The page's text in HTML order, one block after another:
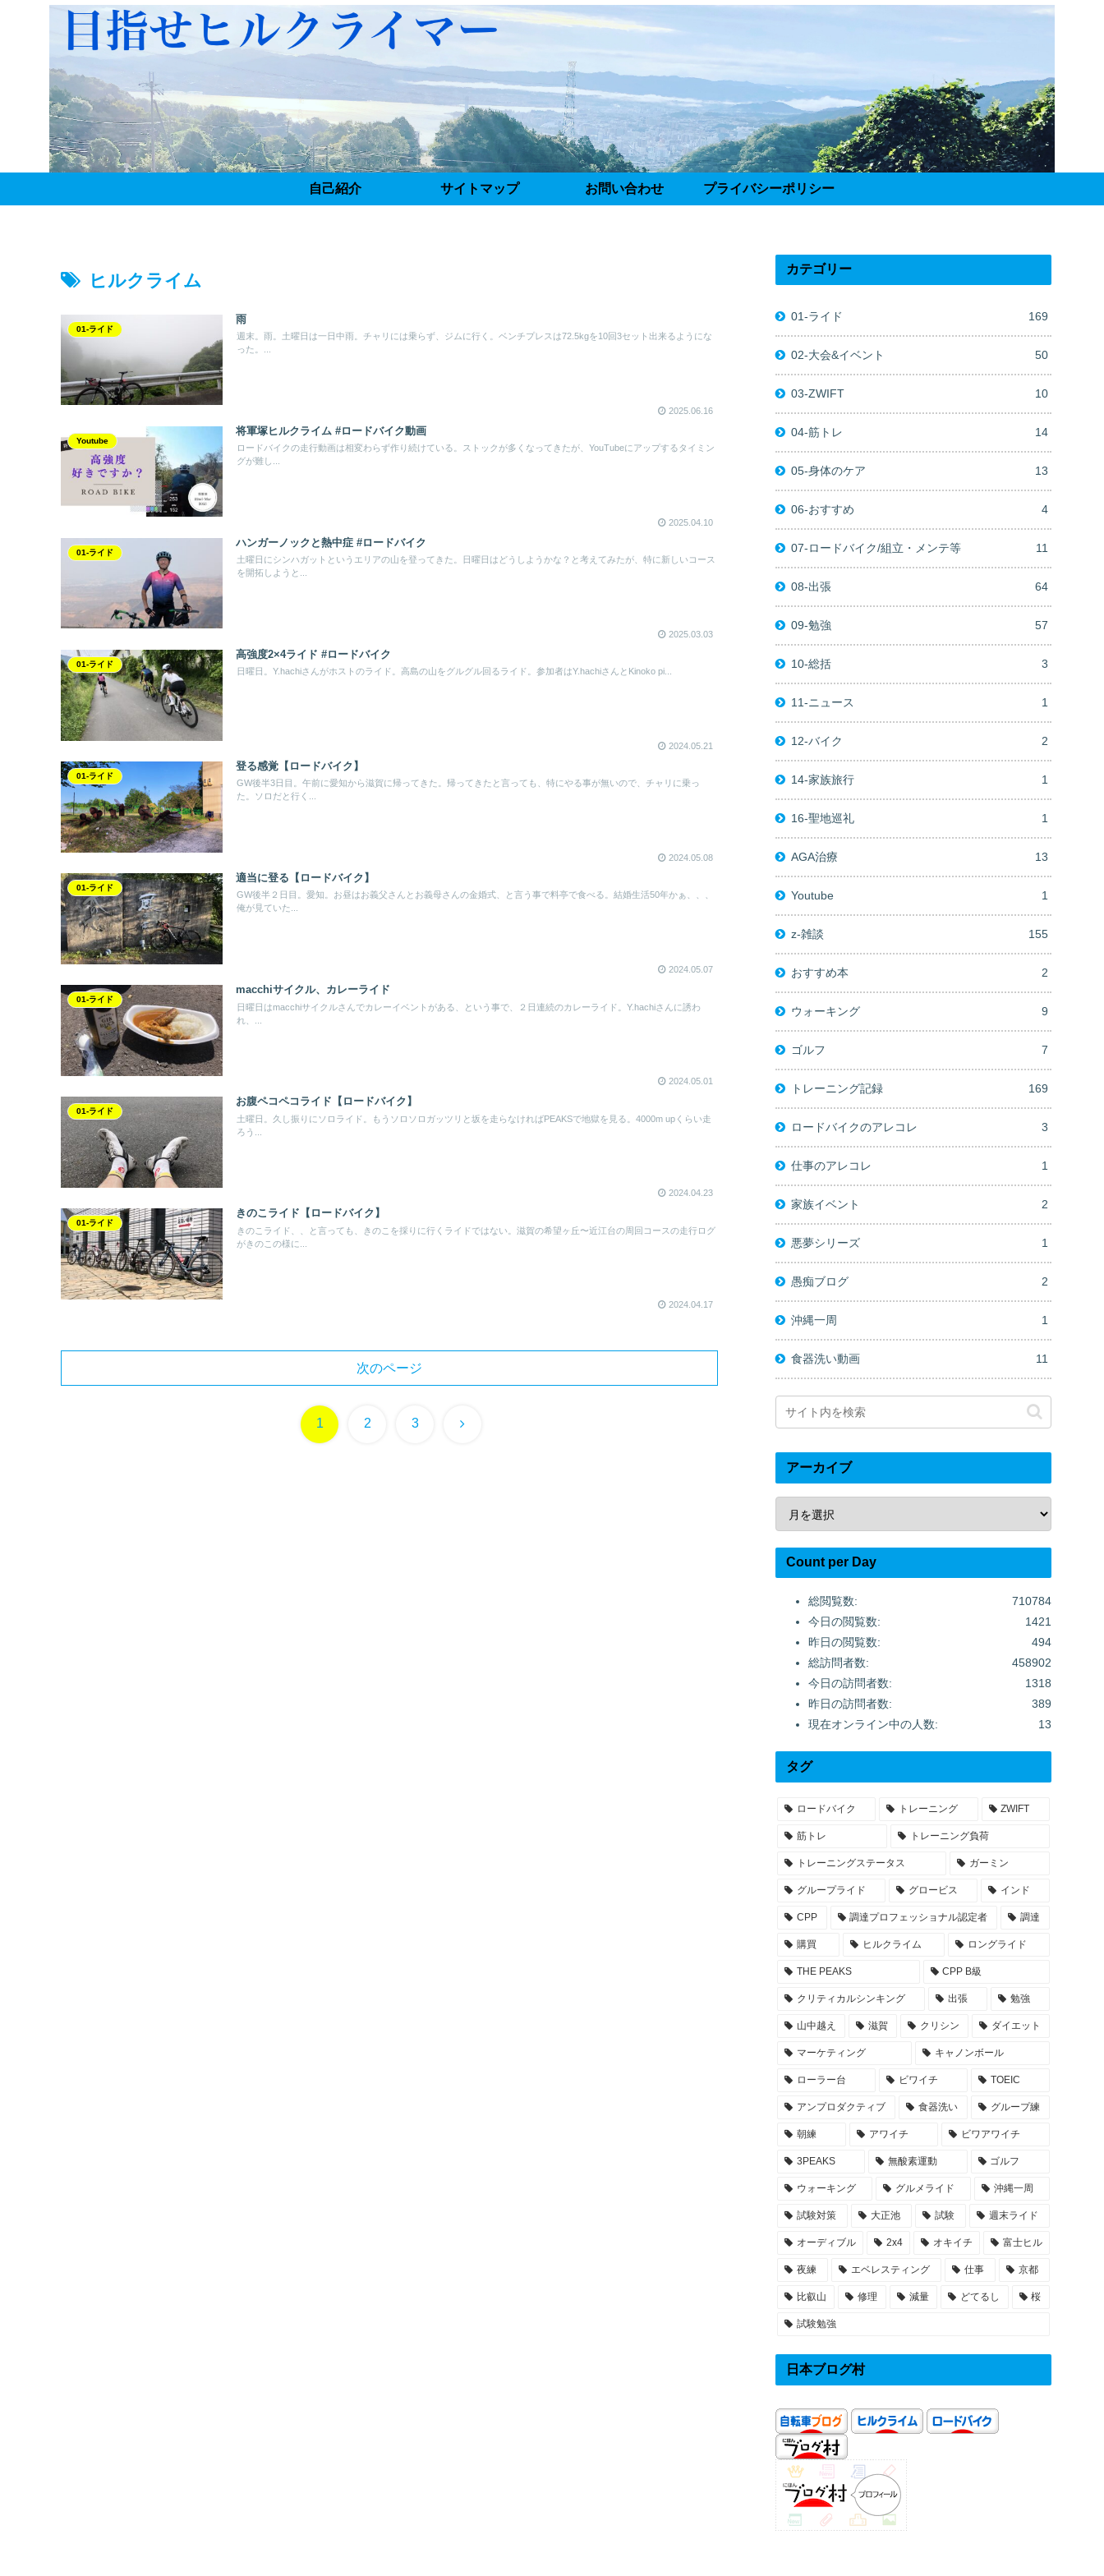
自己紹介 サイトマップ お問い合わせ プライバシーポリシー
ヒルクライム
01-ライド
雨
週末。雨。土曜日は一日中雨。チャリには乗らず、ジムに行く。ベンチプレスは72.5kgを10回3セット出来るようにな
った。...
2025.06.16
Youtube
将軍塚ヒルクライム #ロードバイク動画
ロードバイクの走行動画は相変わらず作り続けている。ストックが多くなってきたが、YouTubeにアップするタイミン
グが難し...
2025.04.10
01-ライド
ハンガーノックと熱中症 #ロードバイク
土曜日にシンハガットというエリアの山を登ってきた。日曜日はどうしようかな？と考えてみたが、特に新しいコース
を開拓しようと...
2025.03.03
01-ライド
高強度2×4ライド #ロードバイク
日曜日。Y.hachiさんがホストのライド。高島の山をグルグル回るライド。参加者はY.hachiさんとKinoko pi...
2024.05.21
01-ライド
登る感覚【ロードバイク】
GW後半3日目。午前に愛知から滋賀に帰ってきた。帰ってきたと言っても、特にやる事が無いので、チャリに乗っ
た。ソロだと行く...
2024.05.08
01-ライド
適当に登る【ロードバイク】
GW後半２日目。愛知。お昼はお義父さんとお義母さんの金婚式、と言う事で料亭で食べる。結婚生活50年かぁ、、、
俺が見ていた...
2024.05.07
01-ライド
macchiサイクル、カレーライド
日曜日はmacchiサイクルさんでカレーイベントがある、という事で、２日連続のカレーライド。Y.hachiさんに誘わ
れ、...
2024.05.01
01-ライド
お腹ペコペコライド【ロードバイク】
土曜日。久し振りにソロライド。もうソロソロガッツリと坂を走らなければPEAKSで地獄を見る。4000m upくらい走
ろう...
2024.04.23
01-ライド
きのこライド【ロードバイク】
きのこライド、、と言っても、きのこを採りに行くライドではない。滋賀の希望ヶ丘〜近江台の周回コースの走行ログ
がきのこの様に...
2024.04.17
次のページ
1 2 3 次
カテゴリー
01-ライド 169
02-大会&イベント 50
03-ZWIFT 10
04-筋トレ 14
05-身体のケア 13
06-おすすめ 4
07-ロードバイク/組立・メンテ等 11
08-出張 64
09-勉強 57
10-総括 3
11-ニュース 1
12-バイク 2
14-家族旅行 1
16-聖地巡礼 1
AGA治療 13
Youtube 1
z-雑談 155
おすすめ本 2
ウォーキング 9
ゴルフ 7
トレーニング記録 169
ロードバイクのアレコレ 3
仕事のアレコレ 1
家族イベント 2
悪夢シリーズ 1
愚痴ブログ 2
沖縄一周 1
食器洗い動画 11
アーカイブ
Count per Day
710784
総閲覧数:
1421
今日の閲覧数:
494
昨日の閲覧数:
458902
総訪問者数:
1318
今日の訪問者数:
389
昨日の訪問者数:
13
現在オンライン中の人数:
タグ
ロードバイク トレーニング ZWIFT
筋トレ トレーニング負荷
トレーニングステータス ガーミン
グループライド グロービス インド
CPP 調達プロフェッショナル認定者 調達
購買 ヒルクライム ロングライド
THE PEAKS CPP B級
クリティカルシンキング 出張 勉強
山中越え 滋賀 クリシン ダイエット
マーケティング キャノンボール
ローラー台 ビワイチ TOEIC
アンプロダクティブ 食器洗い グループ練
朝練 アワイチ ビワアワイチ
3PEAKS 無酸素運動 ゴルフ
ウォーキング グルメライド 沖縄一周
試験対策 大正池 試験 週末ライド
オーディブル 2x4 オキイチ 富士ヒル
夜練 エベレスティング 仕事 京都
比叡山 修理 減量 どてるし 桜
試験勉強
日本ブログ村